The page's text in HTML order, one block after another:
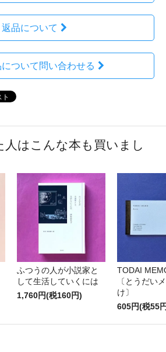
返品について
ついて問い合わせる
人はこんな本も買いまし
ふつうの人が小説家と
して生活していくには
1,760円(税160円)
TODAI
〔とうだい
け〕
605円(税55